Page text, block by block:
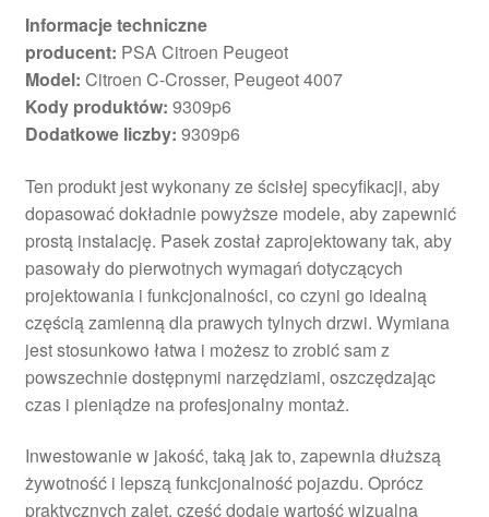
Informacje techniczne
producent: PSA Citroen Peugeot
Model: Citroen C-Crosser, Peugeot 4007
Kody produktów: 9309p6
Dodatkowe liczby: 9309p6
Ten produkt jest wykonany ze ścisłej specyfikacji, aby
dopasować dokładnie powyższe modele, aby zapewnić
prostą instalację. Pasek został zaprojektowany tak, aby
pasowały do ​​pierwotnych wymagań dotyczących
projektowania i funkcjonalności, co czyni go idealną
częścią zamienną dla prawych tylnych drzwi. Wymiana
jest stosunkowo łatwa i możesz to zrobić sam z
powszechnie dostępnymi narzędziami, oszczędzając
czas i pieniądze na profesjonalny montaż.
Inwestowanie w jakość, taką jak to, zapewnia dłuższą
żywotność i lepszą funkcjonalność pojazdu. Oprócz
praktycznych zalet, część dodaje wartość wizualną